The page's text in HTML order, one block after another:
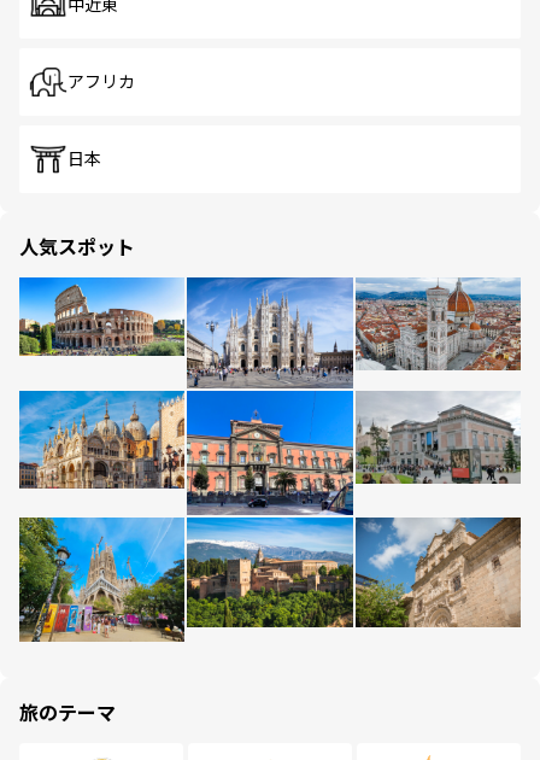
中近東
アフリカ
日本
人気スポット
旅のテーマ